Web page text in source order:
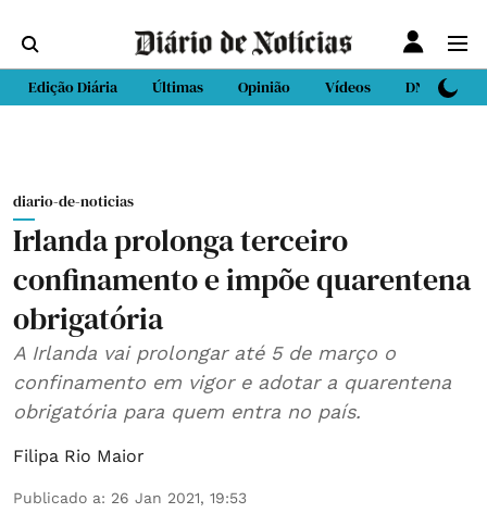
Edição Diária Últimas Opinião Vídeos DN Sport
diario-de-noticias
Irlanda prolonga terceiro
confinamento e impõe quarentena
obrigatória
A Irlanda vai prolongar até 5 de março o
confinamento em vigor e adotar a quarentena
obrigatória para quem entra no país.
Filipa Rio Maior
Publicado a: 26 Jan 2021, 19:53